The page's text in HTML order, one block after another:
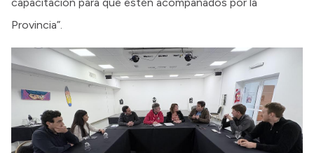
Provincia”.